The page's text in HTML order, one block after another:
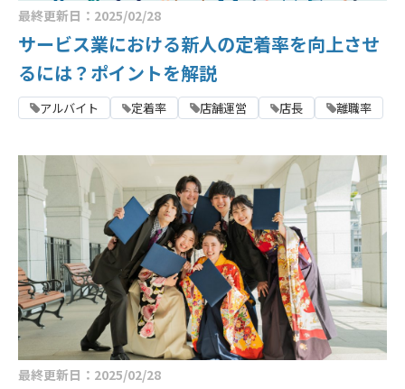
最終更新日：2025/02/28
サービス業における新人の定着率を向上させ
るには？ポイントを解説
アルバイト 定着率 店舗運営 店長 離職率
最終更新日：2025/02/28